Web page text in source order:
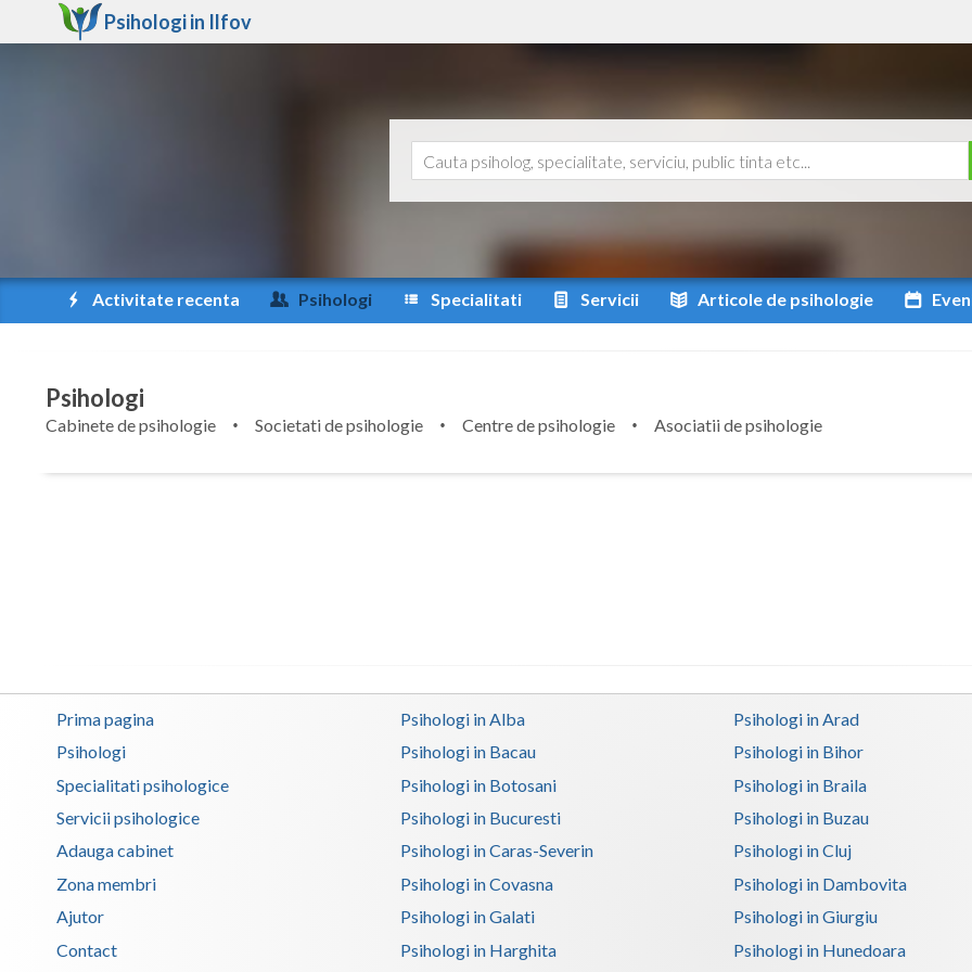
Psihologi in Ilfov
Activitate recenta Psihologi Specialitati Servicii Articole de psihologie
Psihologi
Cabinete de psihologie Societati de psihologie Centre de psihologie
Asociatii de psihologie
Prima pagina
Psihologi
Specialitati psihologice
Servicii psihologice
Adauga cabinet
Zona membri
Ajutor
Contact
Psihologi in Alba Psihologi in Arad
Psihologi in Bacau
Psihologi in Bihor
Psihologi in Botosani
Psihologi in Braila
Psihologi in Bucuresti
Psihologi in Buzau
Psihologi in Caras-Severin
Psihologi in Cluj
Psihologi in Covasna
Psihologi in Dambovita
Psihologi in Galati
Psihologi in Giurgiu
Psihologi in Harghita
Psihologi in Hunedoara